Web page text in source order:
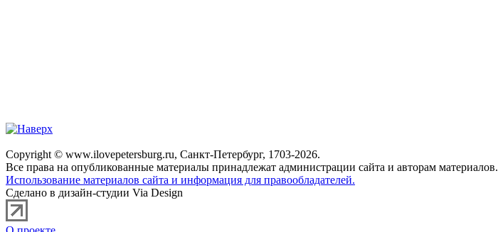
Copyright © www.ilovepetersburg.ru, Санкт-Петербург, 1703-2026.
Все права на опубликованные материалы принадлежат администрации сайта и авторам материалов.
Использование материалов сайта и информация для правообладателей.
Сделано в дизайн-студии Via Design